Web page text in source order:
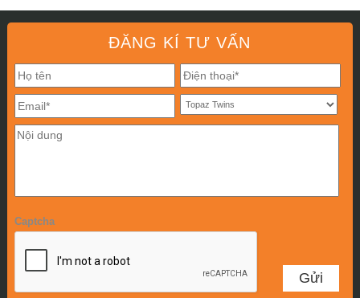
ĐĂNG KÍ TƯ VẤN
Captcha